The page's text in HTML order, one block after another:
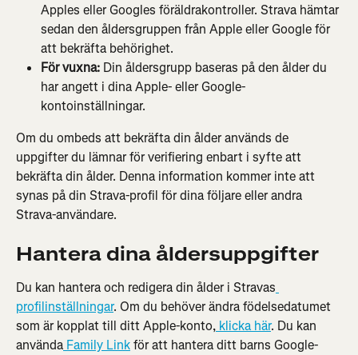
Apples eller Googles föräldrakontroller. Strava hämtar
sedan den åldersgruppen från Apple eller Google för
att bekräfta behörighet.
För vuxna: Din åldersgrupp baseras på den ålder du
har angett i dina Apple- eller Google-
kontoinställningar.
Om du ombeds att bekräfta din ålder används de
uppgifter du lämnar för verifiering enbart i syfte att
bekräfta din ålder. Denna information kommer inte att
synas på din Strava-profil för dina följare eller andra
Strava-användare.
Hantera dina åldersuppgifter
Du kan hantera och redigera din ålder i Stravas
profilinställningar. Om du behöver ändra födelsedatumet
som är kopplat till ditt Apple-konto, klicka här. Du kan
använda Family Link för att hantera ditt barns Google-